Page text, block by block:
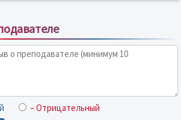
– Отрицательный